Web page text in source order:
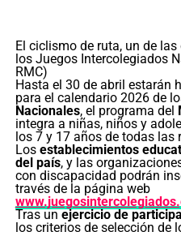
El ciclismo de ruta, un de
los Juegos Intercolegiados
RMC)
Hasta el 30 de abril estarán
para el calendario 2026 de
Nacionales, el programa del
integra a niñas, niños y
los 7 y 17 años de todas las
Los establecimientos
del país, y las
con discapacidad podrán
través de la página web
Tras unejercicio de
los criterios de selección de